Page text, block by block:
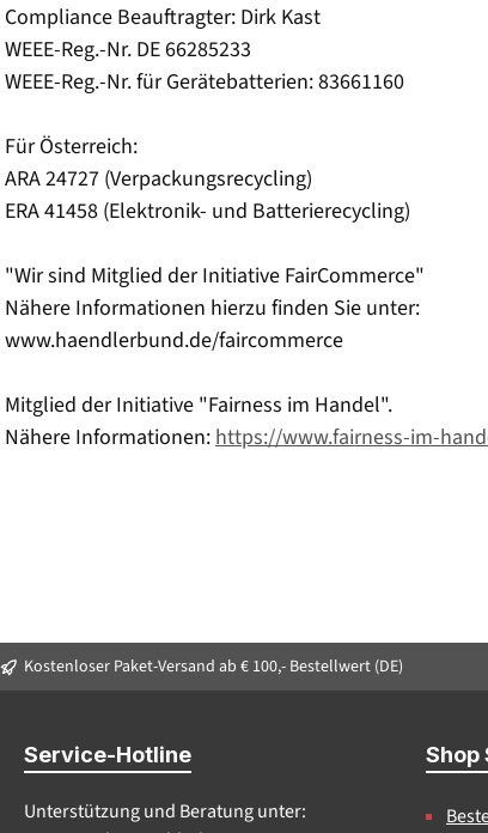
Compliance Beauftragter: Dirk Kast
WEEE-Reg.-Nr. DE 66285233
WEEE-Reg.-Nr. für Gerätebatterien: 83661160
Für Österreich:
ARA 24727 (Verpackungsrecycling)
ERA 41458 (Elektronik- und Batterierecycling)
"Wir sind Mitglied der Initiative FairCommerce"
Nähere Informationen hierzu finden Sie unter:
www.haendlerbund.de/faircommerce
Mitglied der Initiative "Fairness im Handel".
Nähere Informationen:https://www.fairness-im-
Kostenloser Paket-Versand ab € 100,- Bestellwert (DE)
Service-Hotline
Unterstützung und Beratung unter:
Shop